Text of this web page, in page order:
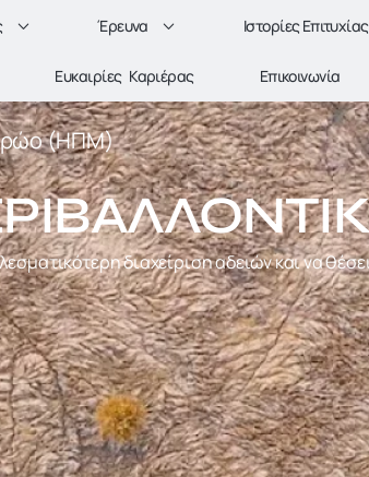
Έρευνα Ιστορίες Επιτυχίας
Ευκαιρίες Καριέρας Επικοινωνία
(ΗΠΜ)
διαχείριση αδειών και να